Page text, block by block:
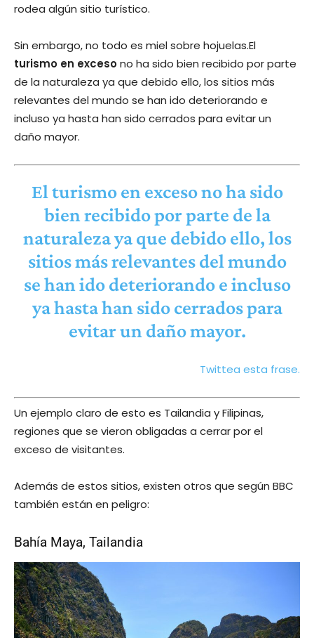
rodea algún sitio turístico.
Sin embargo, no todo es miel sobre hojuelas.El
turismo en excesono ha sido bien recibido por parte
de la naturaleza ya que debido ello, los sitios más
relevantes del mundo se han ido deteriorando e
incluso ya hasta han sido cerrados para evitar un
daño mayor.
El turismo en exceso no ha sido
bien recibido por parte de la
naturaleza ya que debido ello, los
sitios más relevantes del mundo
se han ido deteriorando e incluso
ya hasta han sido cerrados para
evitar un daño mayor.
Twittea esta frase.
Un ejemplo claro de esto es Tailandia y Filipinas,
regiones que se vieron obligadas a cerrar por el
exceso de visitantes.
Además de estos sitios, existen otros que según BBC
también están en peligro:
Bahía Maya, Tailandia